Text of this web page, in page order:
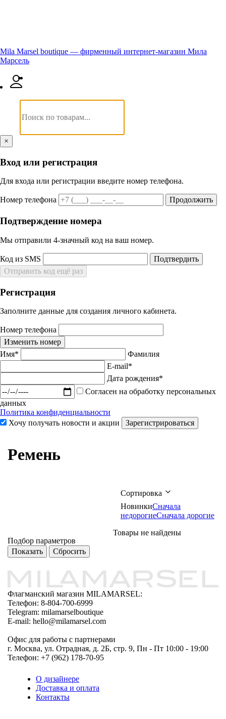
Mila Marsel boutique — фирменный интернет-магазин Мила
Марсель
×
Вход или регистрация
Для входа или регистрации введите номер телефона.
Номер телефона Продолжить
Подтверждение номера
Мы отправили 4‑значный код на ваш номер.
Код из SMS
Подтвердить
Отправить код ещё раз
Регистрация
Заполните данные для создания личного кабинета.
Номер телефона
Изменить номер
Имя*
Фамилия
E-mail*
Дата рождения*
Согласен на обработку персональных
данных
Политика конфиденциальности
Хочу получать новости и акции
Зарегистрироваться
Ремень
Сортировка
НовинкиСначала
недорогиеСначала дорогие
Подбор параметров
Товары не найдены
Флагманский магазин MILAMARSEL:
Телефон: 8-804-700-6999
Telegram: milamarselboutique
E-mail: hello@milamarsel.com
Офис для работы с партнерами
г. Москва, ул. Отрадная, д. 2Б, стр. 9, Пн - Пт 10:00 - 19:00
Телефон: +7 (962) 178-70-95
О дизайнере
Доставка и оплата
Контакты